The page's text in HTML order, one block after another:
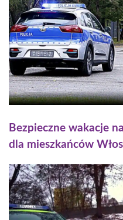
Bezpieczne wakacje
dla mieszkańców